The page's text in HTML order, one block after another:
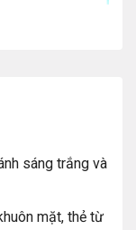
camera
sáng trắng và
mặt, thẻ từ